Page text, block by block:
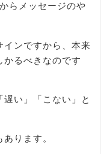
らメッセージのや
インですから、本来
かるべきなのです
い」「こない」と
ります。